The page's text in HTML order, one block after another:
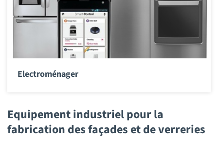
Electroménager
Equipement industriel pour la
fabrication des façades et de verreries